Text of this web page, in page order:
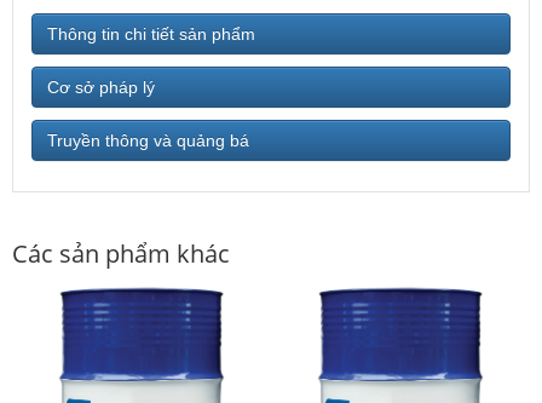
Thông tin chi tiết sản phẩm
Cơ sở pháp lý
Truyền thông và quảng bá
Các sản phẩm khác